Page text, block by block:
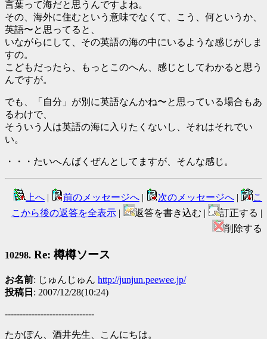
言葉って海だと思うんですよね。
その、海外に住むという意味でなくて、こう、何というか、
英語〜と思ってると、
いながらにして、その英語の海の中にいるような感じがしま
すの。
こどもだったら、もっとこのへん、感じとしてわかると思う
んですが。
でも、「自分」が別に英語なんかね〜と思っている場合もあ
るわけで、
そういう人は英語の海に入りたくないし、それはそれでい
い。
・・・たいへんばくぜんとしてますが、そんな感じ。
上へ | 前のメッセージへ | 次のメッセージへ |
こ
こから後の返答を全表示 | 返答を書き込む |
訂正する |
削除する
10298. Re: 樽樽ソース
お名前: じゅんじゅん http://junjun.peewee.jp/
投稿日 : 2007/12/28(10:24)
------------------------------
たかぽん、酒井先生、こんにちは。